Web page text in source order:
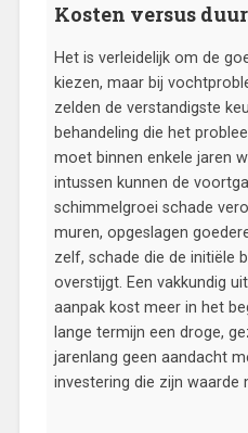
Kosten versus
Het is verleidelijk om de
kiezen, maar bij
zelden de verstandigste
behandeling die het
moet binnen enkele jaren
intussen kunnen de
schimmelgroei schade
muren, opgeslagen
zelf, schade die de initiële
overstijgt. Een vakkundig
aanpak kost meer in het
lange termijn een droge,
jarenlang geen aandacht
investering die zijn waarde